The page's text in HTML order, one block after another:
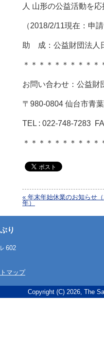
人 山形の公益活動を
（2018/2/11現在：申
助 成：公益財団法人
＊＊＊＊＊＊＊＊＊
お問い合わせ：公益
〒980-0804 仙台市青
TEL : 022-748-7283
＊＊＊＊＊＊＊＊＊
« 年末年始休業のお知らせ
年）
り
602
マップ
Copyright (C) 2026, The